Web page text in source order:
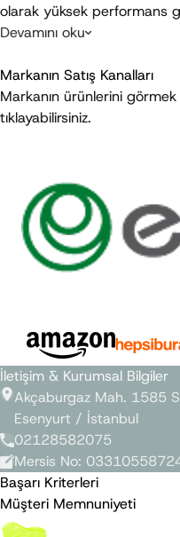
olarak yüksek performans
Devamını oku
Markanın Satış Kanalları
Markanın ürünlerini görmek
tıklayabilirsiniz.
İletişim & Kurumsal Bilgiler
Akçaburgaz Mah. 1585
Esenyurt / İstanbul
02128582075
Mersis No:
Başarı Kriterleri
Müşteri Memnuniyeti